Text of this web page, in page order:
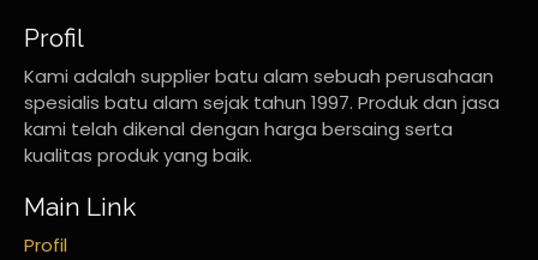
Profil
Kami adalah supplier batu alam sebuah perusahaan
spesialis batu alam sejak tahun 1997. Produk dan jasa
kami telah dikenal dengan harga bersaing serta
kualitas produk yang baik.
Main Link
Profil